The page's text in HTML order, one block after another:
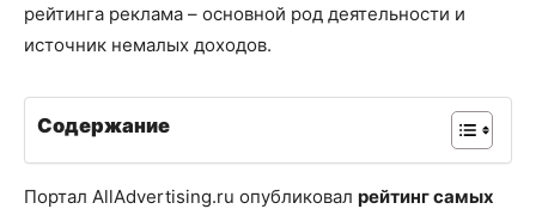
рейтинга реклама – основной род деятельности и
источник немалых доходов.
Содержание
Портал AllAdvertising.ru опубликовал рейтинг самых